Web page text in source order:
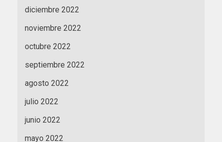
diciembre 2022
noviembre 2022
octubre 2022
septiembre 2022
agosto 2022
julio 2022
junio 2022
mayo 2022